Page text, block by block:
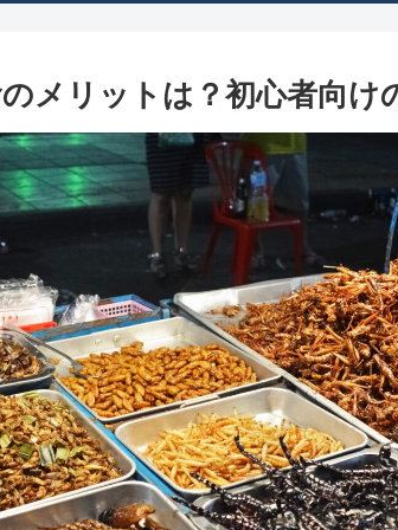
のメリットは？初心者向け